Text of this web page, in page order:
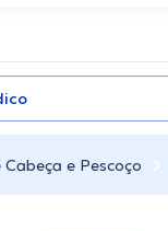
Cabeça e Pescoço